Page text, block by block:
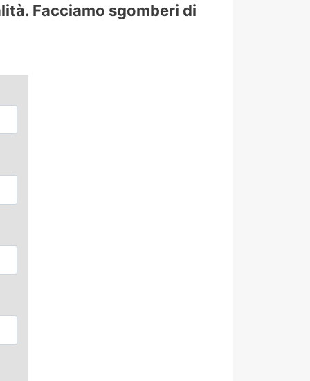
Facciamo sgomberi di